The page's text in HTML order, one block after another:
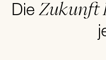
DieZukunft